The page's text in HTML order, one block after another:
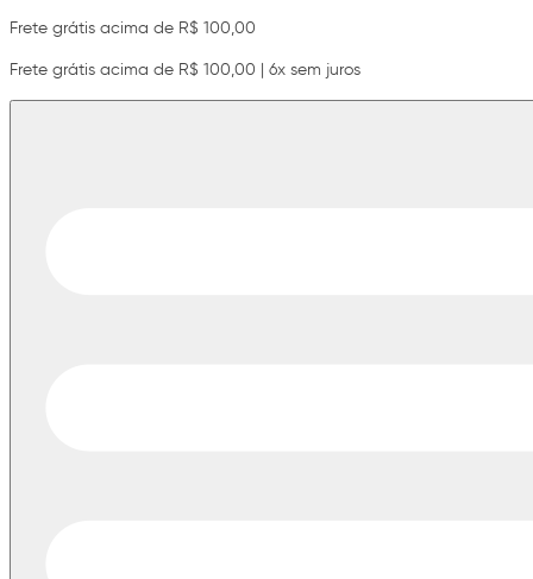
Frete grátis acima de R$ 100,00
Frete grátis acima de R$ 100,00 | 6x sem juros